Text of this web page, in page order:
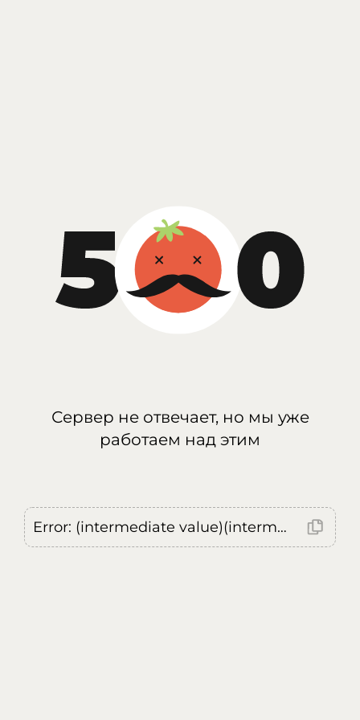
Сервер не отвечает, но мы уже
работаем над этим
Error: (intermediate value)(intermediate value)(intermediate value).replaceAll is not a function